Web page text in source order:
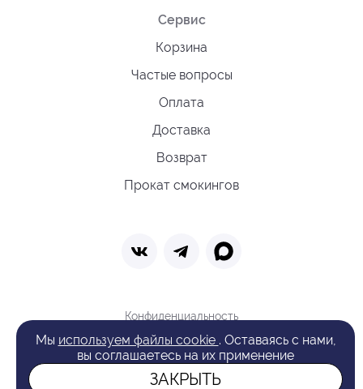
Сервис
Корзина
Частые вопросы
Оплата
Доставка
Возврат
Прокат смокингов
Конфиденциальность
Политика обработки cookie
Оферта
Поиск
Мы используем файлы cookie . Оставаясь с нами,
вы соглашаетесь на их применение
ЗАКРЫТЬ